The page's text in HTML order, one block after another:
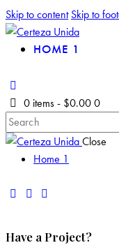
Skip to content Skip to
HOME 1
0 items- $0.00 0
Close
Home 1
Have a Project?